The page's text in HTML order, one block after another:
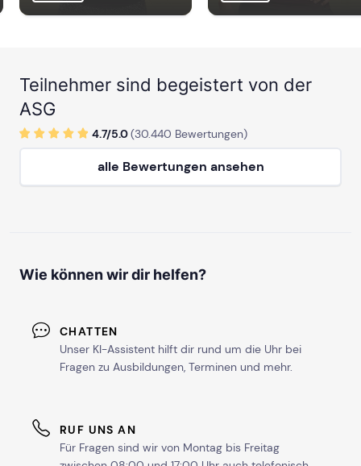
Teilnehmer sind begeistert von der
ASG
4.7/5.0(30.440 Bewertungen)
alle Bewertungen ansehen
Wie können wir dir helfen?
CHATTEN
Unser KI-Assistent hilft dir rund um die Uhr bei
Fragen zu Ausbildungen, Terminen und mehr.
RUF UNS AN
Für Fragen sind wir von Montag bis Freitag